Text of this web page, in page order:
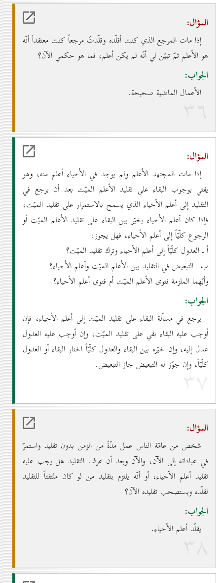
السؤال:
إذا مات المرجع الذي كنت اُقلّده وقلّدتُ مرجعاً كنت معتقداً أنّه
هو الأعلم ثمّ تبيّن لي أنّه لم يكن أعلم، فما هو حكمي الآن؟
الجواب:
الأعمال الماضية صحيحة.
۳٦
السؤال:
إذا مات المجتهد الأعلم ولم يوجد في الأحياء أعلم منه، وهو
يفتي بوجوب البقاء على تقليد الأعلم الميّت بعد أن يرجع في
التقليد إلى أعلم الأحياء الذي يسمح بالاستمرار على تقليد الميّت،
فإذا كان أعلم الأحياء يخيّر بين البقاء على تقليد الأعلم الميّت أو
الرجوع كلّيّاً إلى أعلم الأحياء، فهل يجوز:
أ ـ العدول كلّيّاً إلى أعلم الأحياء وترك تقليد الميّت؟
ب ـ التبعيض في التقليد بين الأعلم الميّت وأعلم الأحياء؟
وأيّهما الملزمة فتوى الأعلم الميّت أم فتوى أعلم الأحياء؟
الجواب:
يرجع في مسألة البقاء على تقليد الميّت إلى أعلم الأحياء، فإن
أوجب عليه البقاء بقي على تقليد الميّت، وإن أوجب عليه العدول
عدل إليه، وإن خيّره بين البقاء والعدول كلّيّاً اختار البقاء أو العدول
كلّيّاً، وإن جوّز له التبعيض جاز التبعيض.
۳۷
السؤال:
شخص من عامّة الناس عمل مدّةً من الزمن بدون تقليد واستمرّ
في عباداته إلى الآن، والآن وبعد أن عرف التقليد هل يجب عليه
تقليد أعلم الأحياء، أو أنّه يلتزم بتقليد من لو كان ملتفتاً للتقليد
لقلّده ويستصحب تقليده الآن؟
الجواب:
يقلّد أعلم الأحياء.
۳۸